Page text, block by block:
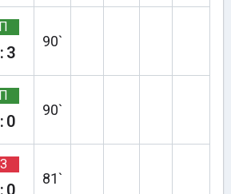
П
90`
П
90`
З
81`